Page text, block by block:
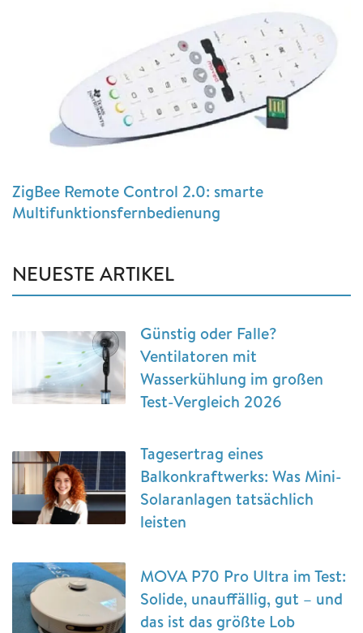
ZigBee Remote Control 2.0: smarte
Multifunktionsfernbedienung
NEUESTE ARTIKEL
Günstig oder Falle?
Ventilatoren mit
Wasserkühlung im großen
Test-Vergleich 2026
Tagesertrag eines
Balkonkraftwerks: Was Mini-
Solaranlagen tatsächlich
leisten
MOVA P70 Pro Ultra im Test:
Solide, unauffällig, gut – und
das ist das größte Lob